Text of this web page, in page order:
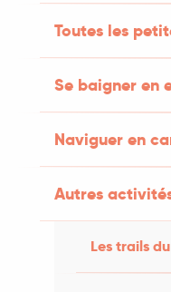
Toutes les
Se baigner en
Naviguer en
Autres
Les trails
À